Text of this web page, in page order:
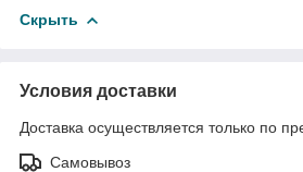
Скрыть
Условия доставки
Доставка осуществляется только по
Самовывоз